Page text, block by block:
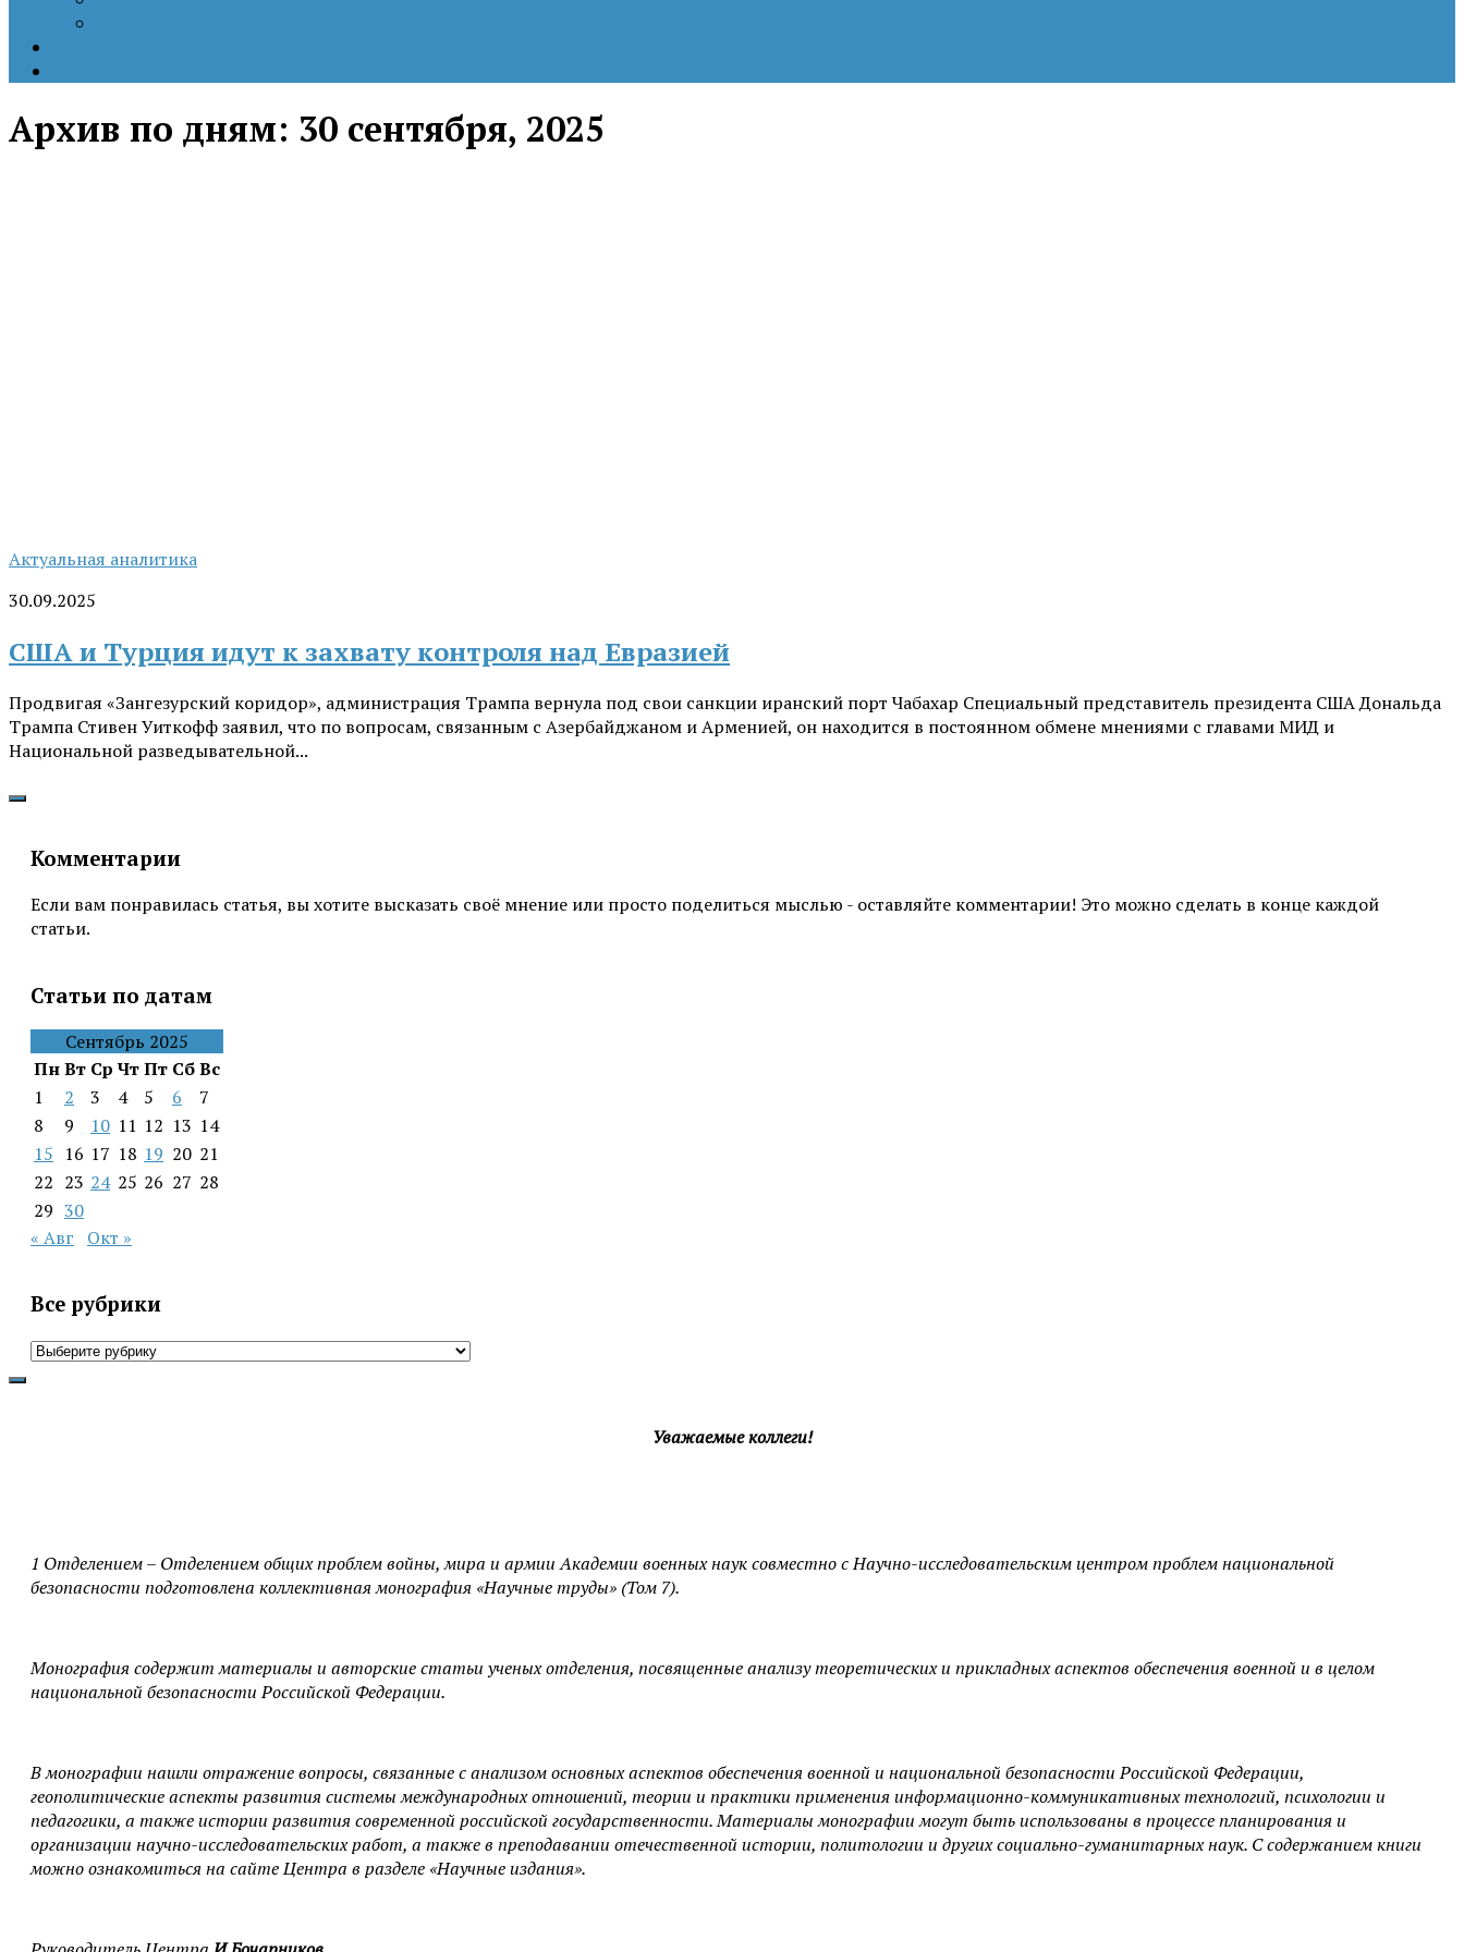
Архив по дням: 30 сентября, 2025
Актуальная аналитика
30.09.2025
США и Турция идут к захвату контроля над Евразией
Продвигая «Зангезурский коридор», администрация Трампа вернула под свои санкции иранский порт Чабахар Специальный представитель президента США Дональда
Трампа Стивен Уиткофф заявил, что по вопросам, связанным с Азербайджаном и Арменией, он находится в постоянном обмене мнениями с главами МИД и
Национальной разведывательной...
Комментарии
Если вам понравилась статья, вы хотите высказать своё мнение или просто поделиться мыслью - оставляйте комментарии! Это можно сделать в конце каждой
статьи.
Статьи по датам
Сентябрь 2025
ПнВт Ср ЧтПт СбВс
1
2 3 4 5 6
7
8
9 10 11 12 13 14
15 16 17 18 19 20 21
22 23 24 25 26 27 28
29 30
« Авг
Окт »
Все рубрики
Все
Уважаемые коллеги!
1 Отделением – Отделением общих проблем войны, мира и армии Академии военных наук совместно с Научно-исследовательским центром проблем национальной
безопасности подготовлена коллективная монография «Научные труды» (Том 7).
Монография содержит материалы и авторские статьи ученых отделения, посвященные анализу теоретических и прикладных аспектов обеспечения военной и в целом
национальной безопасности Российской Федерации.
В монографии нашли отражение вопросы, связанные с анализом основных аспектов обеспечения военной и национальной безопасности Российской Федерации,
геополитические аспекты развития системы международных отношений, теории и практики применения информационно-коммуникативных технологий, психологии и
педагогики, а также истории развития современной российской государственности. Материалы монографии могут быть использованы в процессе планирования и
организации научно-исследовательских работ, а также в преподавании отечественной истории, политологии и других социально-гуманитарных наук. С содержанием книги
можно ознакомиться на сайте Центра в разделе «Научные издания».